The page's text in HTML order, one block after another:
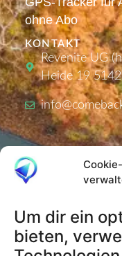
Um dir ein
bieten,
ohne Abo
KONTAKT
Revenite UG
Heide 19
PRODUKTE
Tracker